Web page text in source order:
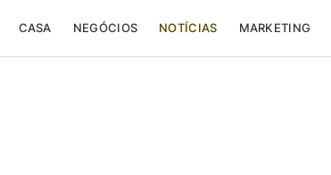
CASA NEGÓCIOS NOTÍCIAS MARKETING